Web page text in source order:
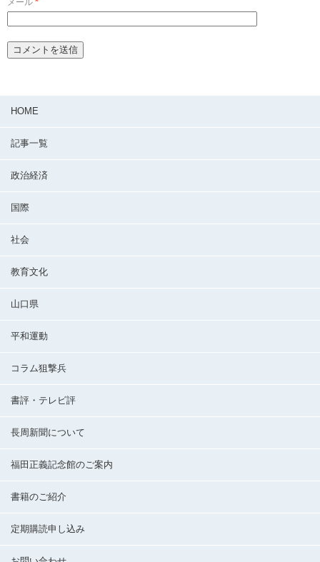
HOME
記事一覧
政治経済
国際
社会
教育文化
山口県
平和運動
コラム狙撃兵
書評・テレビ評
長周新聞について
福田正義記念館のご案内
書籍のご紹介
定期購読申し込み